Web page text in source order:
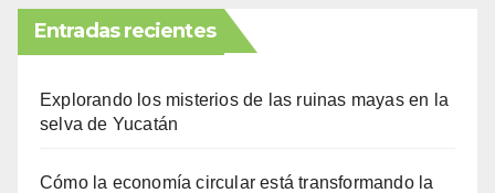
Entradas recientes
Explorando los misterios de las ruinas mayas en la
selva de Yucatán
Cómo la economía circular está transformando la